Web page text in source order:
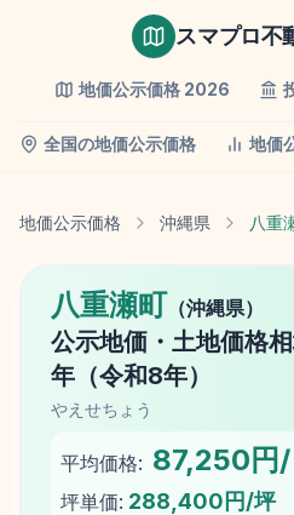
スマプロ不
地価公示価格 2026
全国の地価公示価格 地価
地価公示価格 沖縄県 八重
八重瀬町 （沖縄県）
公示地価 ・土地価格
年（令和8年）
やえせちょう
平均価格: 87,250円/
坪単価: 288,400円/坪